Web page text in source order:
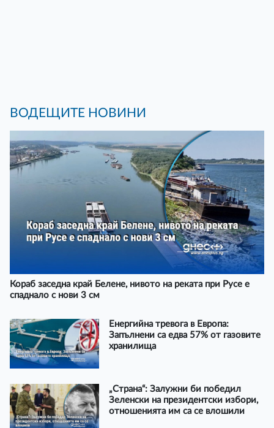
ВОДЕЩИТЕ НОВИНИ
Кораб заседна край Белене, нивото на реката при Русе е
спаднало с нови 3 см
Енергийна тревога в Европа:
Запълнени са едва 57% от газовите
хранилища
„Страна“: Залужни би победил
Зеленски на президентски избори,
отношенията им са се влошили